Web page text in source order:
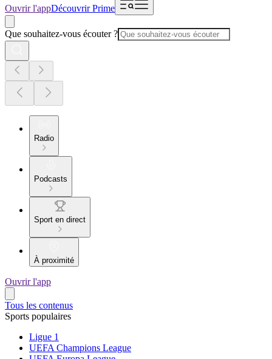
Ouvrir l'appDécouvrir Prime
Que souhaitez-vous écouter ?
Radio
Podcasts
Sport en direct
À proximité
Ouvrir l'app
Tous les contenus
Sports populaires
Ligue 1
UEFA Champions League